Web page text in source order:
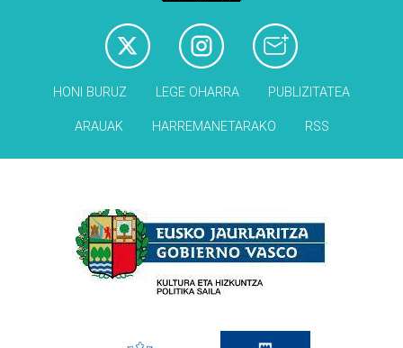
HONI BURUZ LEGE OHARRA PUBLIZITATEA
ARAUAK HARREMANETARAKO RSS